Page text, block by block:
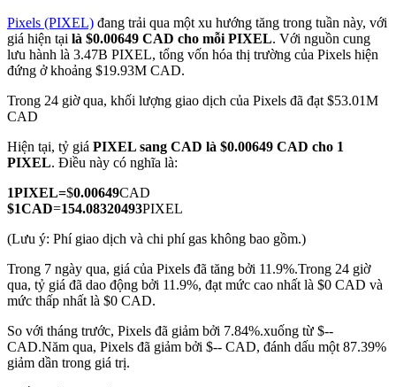
COIN-M Futures
Futures sử dụng token làm tài sản thế chấp
Phái sinh cổ phiếu, ngoại hối, kim loại quý và hàng hóa
USDC Futures vĩnh cửu
Futures sử dụng USDC làm tài sản thế chấp
Pixels (PIXEL) đang trải qua một xu hướng tăng trong tuần này, với
giá hiện tại là $0.00649 CAD cho mỗi PIXEL. Với nguồn cung
lưu hành là 3.47B PIXEL, tổng vốn hóa thị trường của Pixels hiện
đứng ở khoảng $19.93M CAD.
Trong 24 giờ qua, khối lượng giao dịch của Pixels đã đạt $53.01M
CAD
Hiện tại, tỷ giá PIXEL sang CAD là $0.00649 CAD cho 1
PIXEL. Điều này có nghĩa là:
1PIXEL=$0.00649CAD
$1CAD=154.08320493PIXEL
(Lưu ý: Phí giao dịch và chi phí gas không bao gồm.)
Trong 7 ngày qua, giá của Pixels đã tăng bởi 11.9%.Trong 24 giờ
qua, tỷ giá đã dao động bởi 11.9%, đạt mức cao nhất là $0 CAD và
mức thấp nhất là $0 CAD.
So với tháng trước, Pixels đã giảm bởi 7.84%.xuống từ $--
CAD.Năm qua, Pixels đã giảm bởi $-- CAD, đánh dấu một 87.39%
giảm dần trong giá trị.